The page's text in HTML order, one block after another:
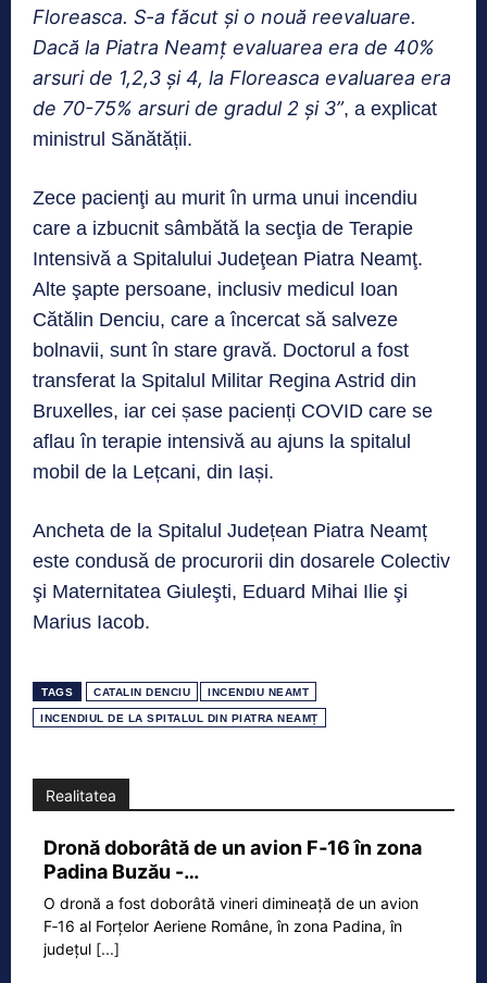
Floreasca. S-a făcut și o nouă reevaluare.
Dacă la Piatra Neamț evaluarea era de 40%
arsuri de 1,2,3 și 4, la Floreasca evaluarea era
de 70-75% arsuri de gradul 2 și 3”, a explicat
ministrul Sănătății.
Zece pacienţi au murit în urma unui incendiu
care a izbucnit sâmbătă la secţia de Terapie
Intensivă a Spitalului Judeţean Piatra Neamţ.
Alte şapte persoane, inclusiv medicul Ioan
Cătălin Denciu, care a încercat să salveze
bolnavii, sunt în stare gravă. Doctorul a fost
transferat la Spitalul Militar Regina Astrid din
Bruxelles, iar cei șase pacienți COVID care se
aflau în terapie intensivă au ajuns la spitalul
mobil de la Lețcani, din Iași.
Ancheta de la Spitalul Județean Piatra Neamț
este condusă de procurorii din dosarele Colectiv
şi Maternitatea Giuleşti, Eduard Mihai Ilie şi
Marius Iacob.
TAGS CATALIN DENCIU INCENDIU NEAMT
INCENDIUL DE LA SPITALUL DIN PIATRA NEAMȚ
Realitatea
Dronă doborâtă de un avion F‑16 în zona
Padina Buzău -…
O dronă a fost doborâtă vineri dimineață de un avion
F‑16 al Forțelor Aeriene Române, în zona Padina, în
județul [...]